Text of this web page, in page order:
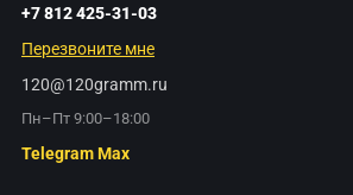
+7 812 425-31-03
Перезвоните мне
120@120gramm.ru
Пн–Пт 9:00–18:00
TelegramMax